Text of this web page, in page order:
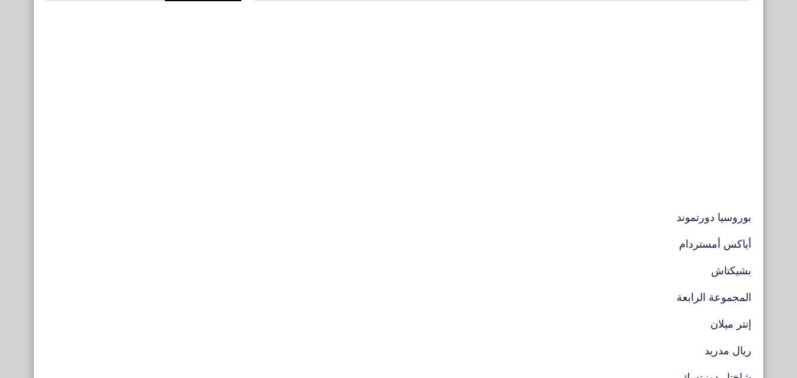
بوروسيا دورتموند
أياكس أمستردام
بشيكتاش
المجموعة الرابعة
إنتر ميلان
ريال مدريد